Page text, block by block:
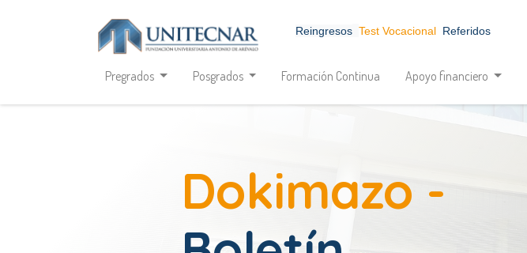
Reingresos Test Vocacional Referidos
Pregrados Posgrados Formación Continua Apoyo financiero
Dokimazo -